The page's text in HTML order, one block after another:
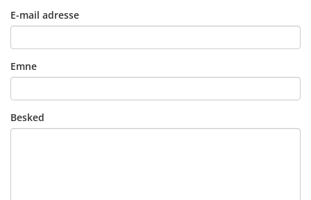
E-mail adresse
Emne
Besked